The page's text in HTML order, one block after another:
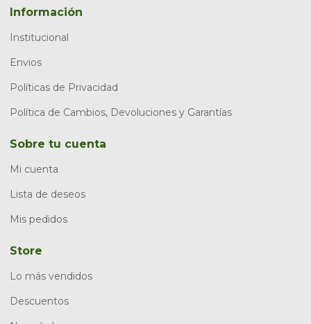
Información
Institucional
Envios
Políticas de Privacidad
Política de Cambios, Devoluciones y Garantías
Sobre tu cuenta
Mi cuenta
Lista de deseos
Mis pedidos
Store
Lo más vendidos
Descuentos